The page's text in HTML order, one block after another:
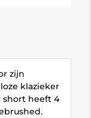
zijn
klazieker
short heeft 4